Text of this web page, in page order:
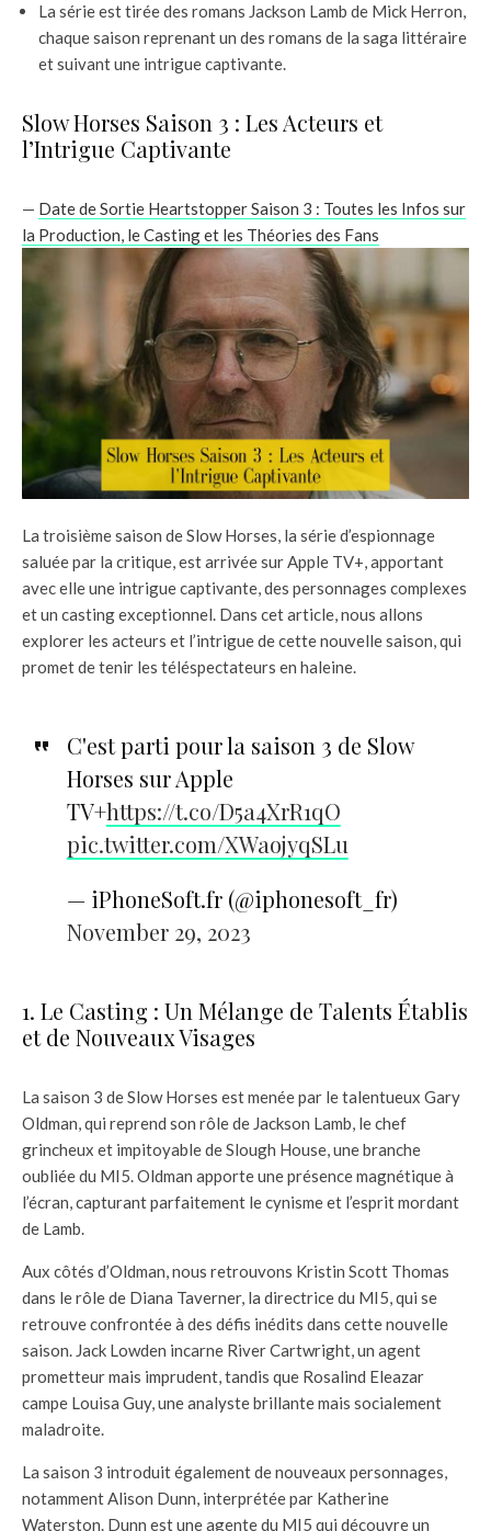
La série est tirée des romans Jackson Lamb de Mick Herron,
chaque saison reprenant un des romans de la saga littéraire
et suivant une intrigue captivante.
Slow Horses Saison 3 : Les Acteurs et
l’Intrigue Captivante
— Date de Sortie Heartstopper Saison 3 : Toutes les Infos sur
la Production, le Casting et les Théories des Fans
La troisième saison de Slow Horses, la série d’espionnage
saluée par la critique, est arrivée sur Apple TV+, apportant
avec elle une intrigue captivante, des personnages complexes
et un casting exceptionnel. Dans cet article, nous allons
explorer les acteurs et l’intrigue de cette nouvelle saison, qui
promet de tenir les téléspectateurs en haleine.
C'est parti pour la saison 3 de Slow
Horses sur Apple
TV+https://t.co/D5a4XrR1qO
pic.twitter.com/XWaojyqSLu
— iPhoneSoft.fr (@iphonesoft_fr)
November 29, 2023
1. Le Casting : Un Mélange de Talents Établis
et de Nouveaux Visages
La saison 3 de Slow Horses est menée par le talentueux Gary
Oldman, qui reprend son rôle de Jackson Lamb, le chef
grincheux et impitoyable de Slough House, une branche
oubliée du MI5. Oldman apporte une présence magnétique à
l’écran, capturant parfaitement le cynisme et l’esprit mordant
de Lamb.
Aux côtés d’Oldman, nous retrouvons Kristin Scott Thomas
dans le rôle de Diana Taverner, la directrice du MI5, qui se
retrouve confrontée à des défis inédits dans cette nouvelle
saison. Jack Lowden incarne River Cartwright, un agent
prometteur mais imprudent, tandis que Rosalind Eleazar
campe Louisa Guy, une analyste brillante mais socialement
maladroite.
La saison 3 introduit également de nouveaux personnages,
notamment Alison Dunn, interprétée par Katherine
Waterston. Dunn est une agente du MI5 qui découvre un